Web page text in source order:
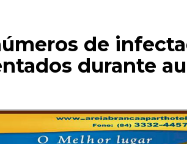
de
durante